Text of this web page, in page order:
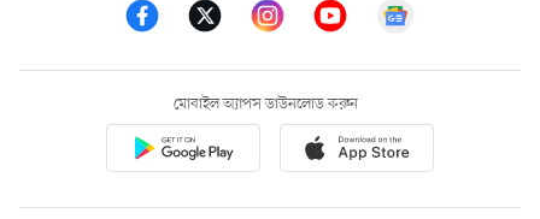
মোবাইল অ্যাপস ডাউনলোড করুন